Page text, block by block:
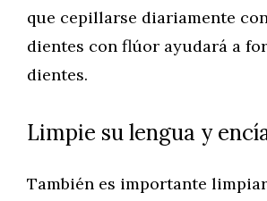
que cepillarse diariamente
dientes con flúor ayudará a
dientes.
Limpie su lengua y
También es importante limpiar